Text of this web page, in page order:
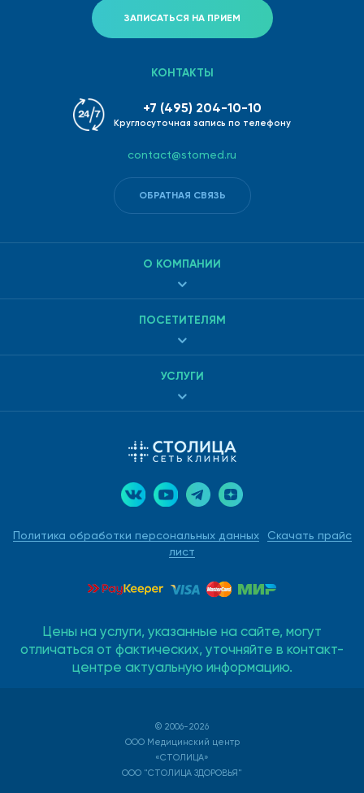
ЗАПИСАТЬСЯ НА ПРИЕМ
Политика обработки персональных данных
Скачать прайс
лист
О КОМПАНИИ
ПОСЕТИТЕЛЯМ
УСЛУГИ
КОНТАКТЫ
+7 (495) 204-10-10
Круглосуточная запись по телефону
contact@stomed.ru
ОБРАТНАЯ СВЯЗЬ
Цены на услуги, указанные на сайте, могут
отличаться от фактических, уточняйте в контакт-
центре актуальную информацию.
© 2006-2026
ООО Медицинский центр
«СТОЛИЦА»
ООО "СТОЛИЦА ЗДОРОВЬЯ"